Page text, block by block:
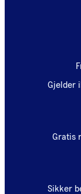
Gjelder
Gratis
Sikker